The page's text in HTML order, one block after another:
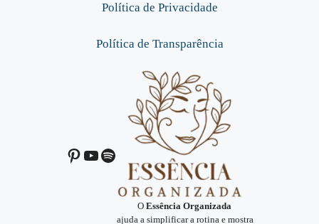
Política de Privacidade
Política de Transparência
Pinterest
Youtube
Spotify
O Essência Organizada
ajuda a simplificar a rotina e mostra